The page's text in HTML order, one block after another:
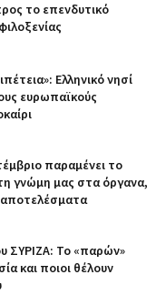
το επενδυτικό
Ελληνικό νησί
ευρωπαϊκούς
παραμένει το
γνώμη μας στα όργανα,
αποτελέσματα
ΣΥΡΙΖΑ: Το «παρών»
και ποιοι θέλουν